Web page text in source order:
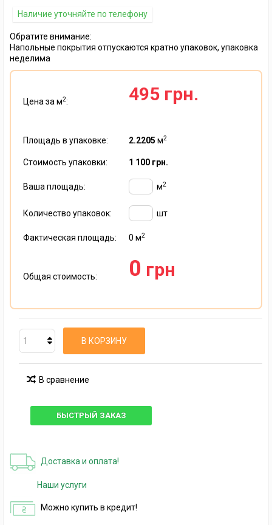
Наличие уточняйте по телефону
Обратите внимание:
Напольные покрытия отпускаются кратно упаковок, упаковка
неделима
Цена за м2: 495 грн.
Площадь в упаковке: 2.2205 м2
Стоимость упаковки: 1 100 грн.
Ваша площадь: м2
Количество упаковок: шт
Фактическая площадь: 0 м2
Общая стоимость: 0 грн
В КОРЗИНУ
В сравнение
БЫСТРЫЙ ЗАКАЗ
Доставка и оплата!
Наши услуги
Можно купить в кредит!